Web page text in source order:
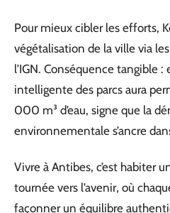
Pour mieux cibler les efforts,
végétalisation de la ville via
l’IGN. Conséquence tangible
intelligente des parcs aura
000 m³ d’eau, signe que la
environnementale s’ancre
Vivre à Antibes, c’est habiter
tournée vers l’avenir, où
façonner un équilibre